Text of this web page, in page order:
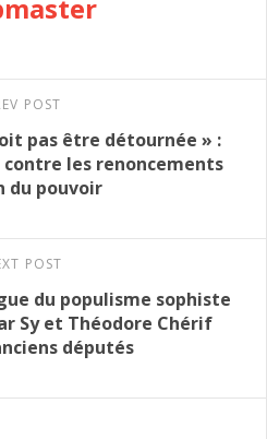
POST
pas être détournée » :
les renoncements
du pouvoir
POST
du populisme sophiste
Sy et Théodore Chérif
députés